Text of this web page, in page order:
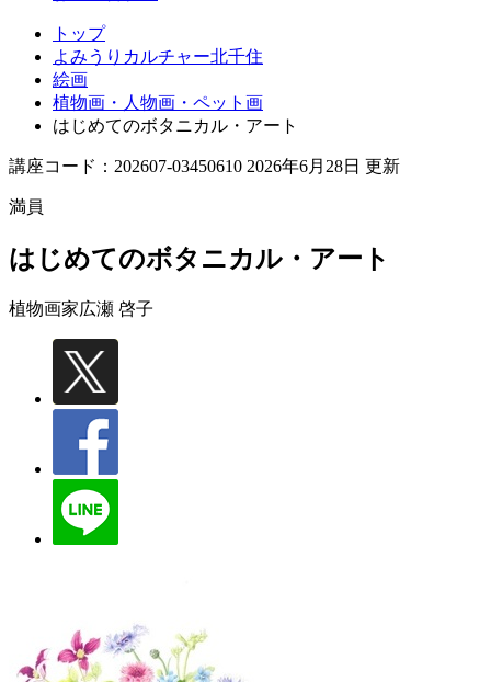
トップ
よみうりカルチャー北千住
絵画
植物画・人物画・ペット画
はじめてのボタニカル・アート
講座コード：202607-03450610 2026年6月28日 更新
満員
はじめてのボタニカル・アート
植物画家広瀬 啓子